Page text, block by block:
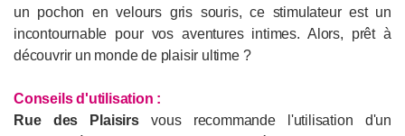
un pochon en velours gris souris, ce stimulateur est un
incontournable pour vos aventures intimes. Alors, prêt à
découvrir un monde de plaisir ultime ?
Conseils d'utilisation :
Rue des Plaisirsvous recommande l'utilisation d'un